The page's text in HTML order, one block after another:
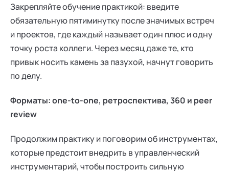
Закрепляйте обучение практикой: введите
обязательную пятиминутку после значимых встреч
и проектов, где каждый называет один плюс и одну
точку роста коллеги. Через месяц даже те, кто
привык носить камень за пазухой, начнут говорить
по делу.
Форматы: one-to-one, ретроспектива, 360 и peer
review
Продолжим практику и поговорим об инструментах,
которые предстоит внедрить в управленческий
инструментарий, чтобы построить сильную